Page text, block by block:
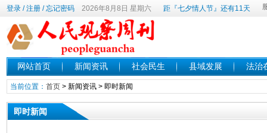
登录/注册/忘记密码 2026年8月8日 星期六 距『七夕情人节』还有11天
网站首页 新闻资讯 社会民生 县域发展 法治
当前位置： 首页> 新闻资讯> 即时新闻
即时新闻